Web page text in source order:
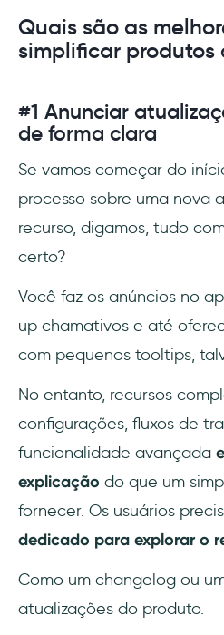
Quais são as
simplificar produtos
#1 Anunciar
de forma clara
Se vamos começar do
processo sobre uma nova
recurso, digamos, tudo
certo?
Você faz os anúncios no
up chamativos e até
com pequenos tooltips,
No entanto, recursos
configurações, fluxos de
funcionalidade avançada
explicação do que um
fornecer. Os usuários
dedicado para explorar o
Como um changelog ou
atualizações do produto.